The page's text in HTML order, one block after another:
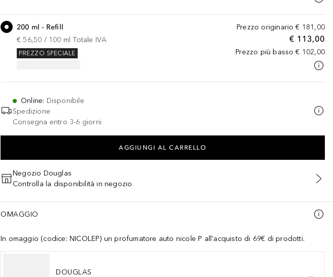
Prezzo originario € 181,00
€ 113,00
Prezzo più basso € 102,00
200 ml - Refill
€ 56,50 / 100 ml Totale IVA
PREZZO SPECIALE
Online: Disponibile
Spedizione
Consegna entro 3-6 giorni
AGGIUNGI AL CARRELLO
Negozio Douglas
Controlla la disponibilità in negozio
OMAGGIO
In omaggio (codice: NICOLEP) un profumatore auto nicole P all'acquisto di 69€ di prodotti.
DOUGLAS